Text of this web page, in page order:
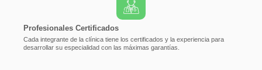
Profesionales Certificados
Cada integrante de la clínica tiene los certificados y la experiencia para
desarrollar su especialidad con las máximas garantías.